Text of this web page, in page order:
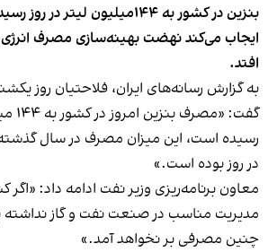
بنزین در کشور به ۱۴۴میلیون لیتر
ایجاب می‌کند نهضت بهینه‌سازی مصرف
افتد.
به گزارش رسانه‌های ایران، فلاحتیان روز
گفت:
در روز بوده است.»
معاون برنامه‌ریزی وزیر نفت ادامه داد:
مدیریت مناسب در صنعت نفت و گاز نداشته
چنین مصرفی بر نخواهد آمد.»